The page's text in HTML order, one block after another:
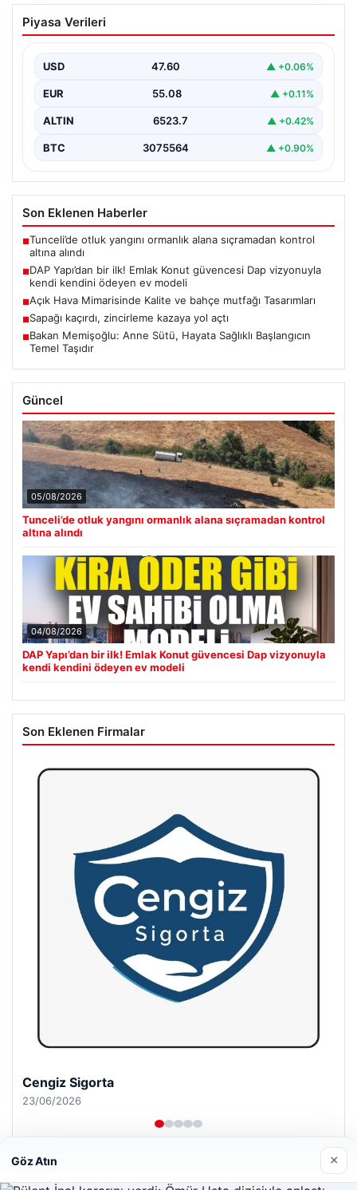
DAP Yapı’dan bir ilk! Emlak Konut
güvencesi Dap vizyonuyla kendi
Piyasa Verileri
USD 47.60 ▲ +0.06%
EUR 55.08 ▲ +0.11%
ALTIN 6523.7 ▲ +0.42%
BTC 3075564 ▲ +0.90%
Son Eklenen Haberler
■Tunceli’de otluk yangını ormanlık alana sıçramadan kontrol
altına alındı
■DAP Yapı’dan bir ilk! Emlak Konut güvencesi Dap vizyonuyla
kendi kendini ödeyen ev modeli
■Açık Hava Mimarisinde Kalite ve bahçe mutfağı Tasarımları
■Sapağı kaçırdı, zincirleme kazaya yol açtı
■Bakan Memişoğlu: Anne Sütü, Hayata Sağlıklı Başlangıcın
Temel Taşıdır
Güncel
05/08/2026
Tunceli’de otluk yangını ormanlık alana sıçramadan kontrol
altına alındı
04/08/2026
DAP Yapı’dan bir ilk! Emlak Konut güvencesi Dap vizyonuyla
kendi kendini ödeyen ev modeli
Son Eklenen Firmalar
Hastaş Beton
26/05/2026
Göz Atın ×